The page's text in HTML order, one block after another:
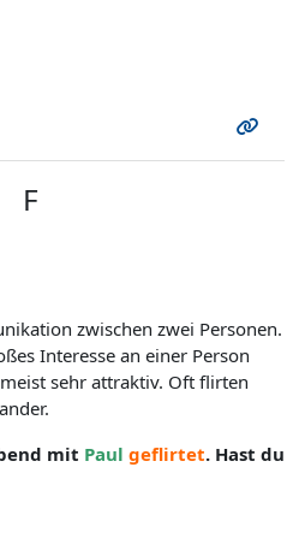
F
zwischen zwei Personen.
Interesse an einer Person
sehr attraktiv. Oft flirten
mit Paul geflirtet. Hast du